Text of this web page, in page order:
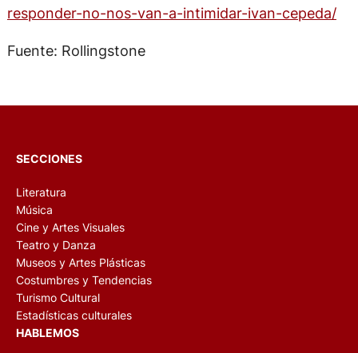
responder-no-nos-van-a-intimidar-ivan-cepeda/
Fuente: Rollingstone
SECCIONES
Literatura
Música
Cine y Artes Visuales
Teatro y Danza
Museos y Artes Plásticas
Costumbres y Tendencias
Turismo Cultural
Estadísticas culturales
HABLEMOS